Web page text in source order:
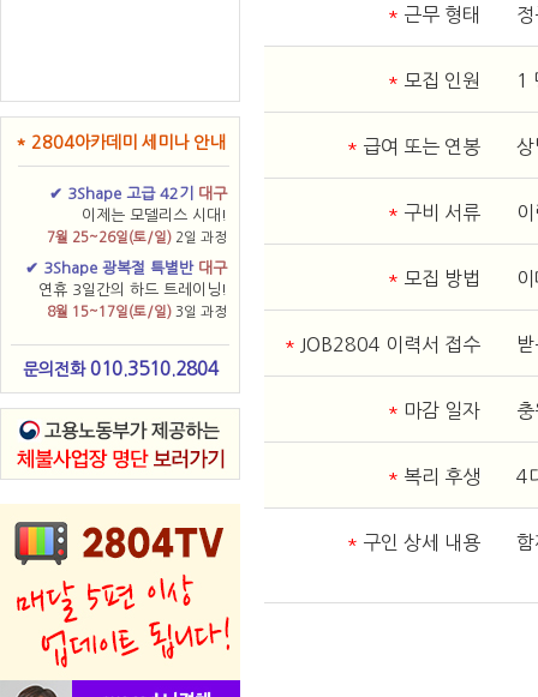
* 2804아카데미 세미나 안내
✔ 3Shape 고급 42기 대구
이제는 모델리스 시대!
7월 25~26일(토/일) 2일 과정
✔ 3Shape 광복절 특별반 대구
연휴 3일간의 하드 트레이닝!
8월 15~17일(토/일) 3일 과정
문의전화 010.3510.2804
* 근무 형태
* 모집 인원 1
* 급여 또는 연봉
* 구비 서류
* 모집 방법
* JOB2804 이력서 접수
* 마감 일자
* 복리 후생 4
* 구인 상세 내용 함